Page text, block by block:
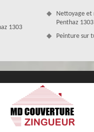
de notre offre en lien avec
de votre part via le formulaire à
1303
Nettoyage et
Penthaz 1303
Peinture sur